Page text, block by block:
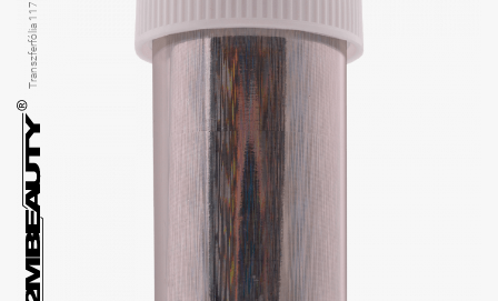
Transzferfólia 117